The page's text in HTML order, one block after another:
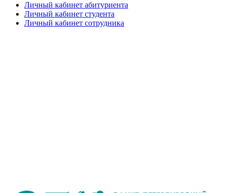
Личный кабинет абитуриента
Личный кабинет студента
Личный кабинет сотрудника